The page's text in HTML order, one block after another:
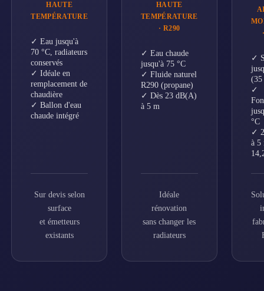
HAUTE
TEMPÉRATURE
✓ Eau jusqu'à
70 °C, radiateurs
conservés
✓ Idéale en
remplacement de
chaudière
✓ Ballon d'eau
chaude intégré
Sur devis selon
surface
et émetteurs
existants
HAUTE
TEMPÉRATURE
· R290
✓ Eau chaude
jusqu'à 75 °C
✓ Fluide naturel
R290 (propane)
✓ Dès 23 dB(A)
à 5 m
Idéale
rénovation
sans changer les
radiateurs
✓
(35
✓
°C
✓
à 5